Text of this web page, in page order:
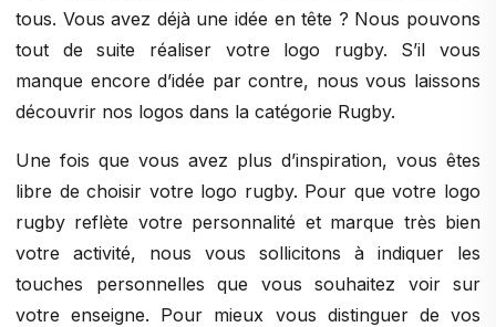
tous. Vous avez déjà une idée en tête ? Nous pouvons
tout de suite réaliser votre logo rugby. S’il vous
manque encore d’idée par contre, nous vous laissons
découvrir nos logos dans la catégorie Rugby.
Une fois que vous avez plus d’inspiration, vous êtes
libre de choisir votre logo rugby. Pour que votre logo
rugby reflète votre personnalité et marque très bien
votre activité, nous vous sollicitons à indiquer les
touches personnelles que vous souhaitez voir sur
votre enseigne. Pour mieux vous distinguer de vos